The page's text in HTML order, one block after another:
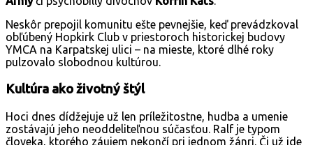
Neskôr prepojil komunitu ešte pevnejšie, keď prevádzkoval
obľúbený Hopkirk Club v priestoroch historickej budovy
YMCA na Karpatskej ulici – na mieste, ktoré dlhé roky
pulzovalo slobodnou kultúrou.
Kultúra ako životný štýl
Hoci dnes dídžejuje už len príležitostne, hudba a umenie
zostávajú jeho neoddeliteľnou súčasťou. Ralf je typom
človeka, ktorého záujem nekončí pri jednom žánri. Či už ide